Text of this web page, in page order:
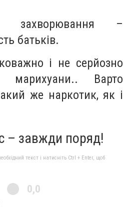
захворювання –
батьків.
і не серйозно
марихуани.. Варто
же наркотик, як і
– завжди поряд!
текст і натисніть Ctrl + Enter, щоб
0,0